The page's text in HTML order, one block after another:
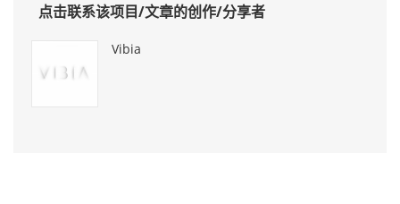
点击联系该项目/文章的创作/分享者
Vibia